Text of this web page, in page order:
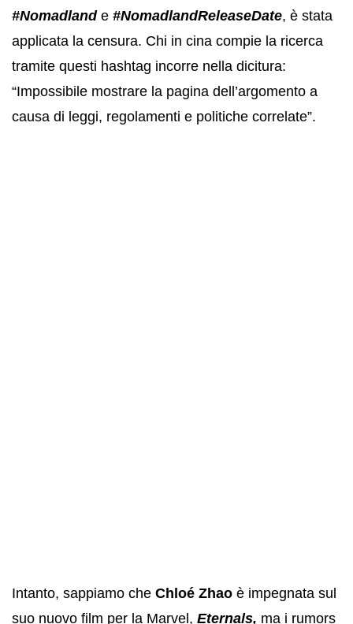
#Nomadlande #NomadlandReleaseDate, è stata
applicata la censura. Chi in cina compie la ricerca
tramite questi hashtag incorre nella dicitura:
“Impossibile mostrare la pagina dell’argomento a
causa di leggi, regolamenti e politiche correlate”.
Intanto, sappiamo che Chloé Zhao è impegnata sul
suo nuovo film per la Marvel, Eternals, ma i rumors